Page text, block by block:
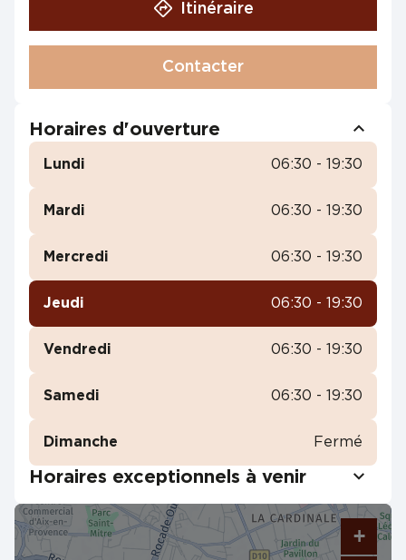
Itinéraire
Contacter
Horaires d'ouverture
Lundi 06:30 - 19:30
Mardi 06:30 - 19:30
Mercredi 06:30 - 19:30
Jeudi 06:30 - 19:30
Vendredi 06:30 - 19:30
Samedi 06:30 - 19:30
Dimanche Fermé
Horaires exceptionnels à venir
+